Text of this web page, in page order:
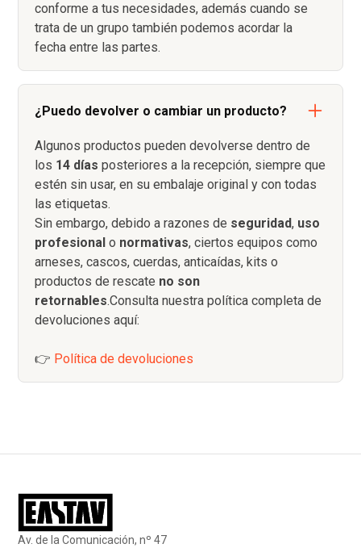
conforme a tus necesidades, además cuando se
trata de un grupo también podemos acordar la
fecha entre las partes.
¿Puedo devolver o cambiar un producto?
Algunos productos pueden devolverse dentro de
los 14 días posteriores a la recepción, siempre que
estén sin usar, en su embalaje original y con todas
las etiquetas.
Sin embargo, debido a razones de seguridad, uso
profesional o normativas, ciertos equipos como
arneses, cascos, cuerdas, anticaídas, kits o
productos de rescate no son
retornables.Consulta nuestra política completa de
devoluciones aquí:
👉 Política de devoluciones
Av. de la Comunicación, nº 47